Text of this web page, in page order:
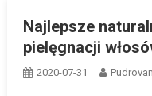
Najlepsze
pielęgnacji
2020-07-31